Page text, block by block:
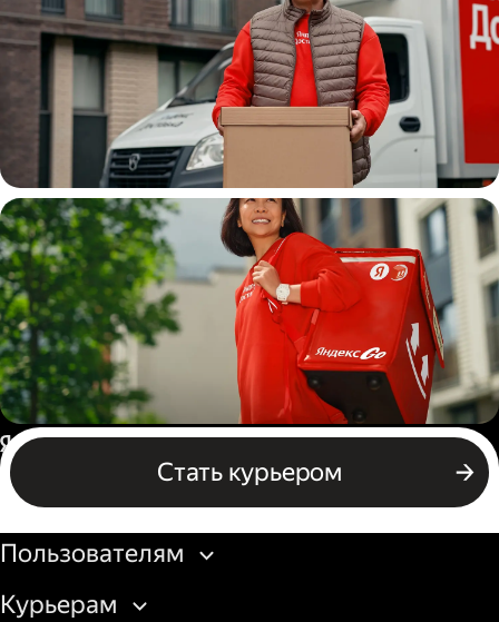
Водитель
грузовой машины
Пеший курьер
Стать курьером
Россия
Бизнесу
Пользователям
Курьерам